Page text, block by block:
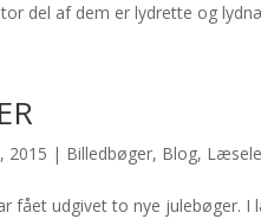
del af dem er lydrette og
2015 | Billedbøger, Blog,
fået udgivet to nye julebøger.